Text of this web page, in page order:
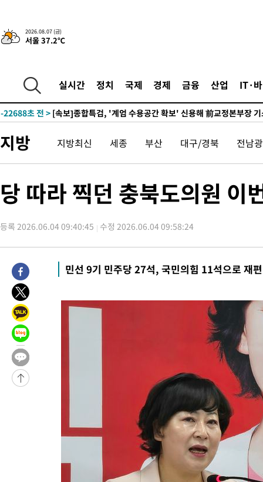
2026.08.07 (금)
서울 37.2℃
실시간 정치 국제 경제 금융 산업 IT·
-25776초 전 >[속보]코스닥, 2.86포인트(0.36%) 내린 798.81마감
-25729초 전 > [속보]코스피, 6200선 약보합…0.60% 내린 6258.77에 마쳐
-25598초 전 >
[속보] 노원서 40.1도 관측…서울, 2018년 이후 첫 40도
-22688초 전 >
-21561초 전 > 외신들도 주목한 韓축구 파문…"국민적 공분에 수사 재개"
-20554초 전 >
[속보]규제합리화위원회 부위원장에 김태유 서울대 공대 교
-16912초 전 >[속보]국힘 윤리위, '돌려차기 발언' 진종오·서범수 징계 절차
25.3%↑
-9397초 전 > [속보]'채상병 순직 책임' 임성근, 항소심도 징역 3년
-5863초 전 >민주 콩고 에볼라환자 4천명 돌파, 4053명 발생 1850명 사망
-5113초 전 >[속보]'300억원대 사기 혐의' 차가원 대표 구속 송치
-4307초 전 >
"미 전국적 살모네라 식중독 원인은 멕시코산 할라피뇨"-- CDC
-2820초 전 >
[속보]경찰·노동부, HL만도 평택사업장 끼임 사망 관련 압수수
-31647초 전 >
-29953초 전 >
SK하이닉스, 용인·청주 팹에 54조 투자…"AI 메모리 수요 선
-26809초 전 >
여자배구 이재영·이다영 자매, 아제르바이잔 투란VC 입단
-26062초 전 >
외국인 심판 성 접대 7경기 들여다보니…한국 축구 '5승 2무'
-25796초 전 >
[속보]코스닥, 2.86포인트(0.36%) 내린 798.81마감
-25749초 전 >
[속보]코스피, 6200선 약보합…0.60% 내린 6258.77에 마쳐
[속보]원·달러 환율, 7.7원 내린 1416.1원 마감
[속보] 노원서 40.1도 관측…서울, 2018년 이후 첫 40도
[속보]종합특검, '계엄 수용공간 확보' 신용해 前교정본부장
외신들도 주목한 韓축구 파문…"국민적 공분에 수사 재개"
11시간 압수수색에 성접대 파문까지…'쑥대밭' 된 축구협회
[속보]규제합리화위원회 부위원장에 김태유 서울대 공대 교
지방 지방최신 세종 부산 대구/경북 전남
당 따라 찍던 충북도의원
등록 2026.06.04 09:40:45 수정 2026.06.04 09:58:24
민선 9기 민주당 27석, 국민의힘 11석으로 재편